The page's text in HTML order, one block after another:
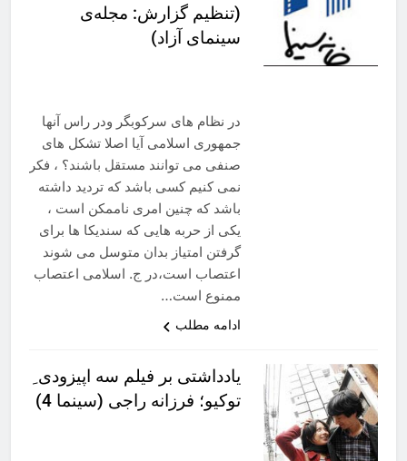
(تنظیم گزارش: مجله‌ی
سینمای آزاد)
در نظام های سرکوبگر ودر راس آنها
جمهوری اسلامی آیا اصلا تشکل های
صنفی می توانند مستقل باشند؟ ، فکر
نمی کنیم کسی باشد که تردید داشته
باشد که چنین امری ناممکن است ،
یکی از حربه هایی که سندیکا ها برای
گرفتن امتیاز بدان متوسل می شوند
اعتصاب است،در ج. اسلامی اعتصاب
ممنوع است…
ادامه مطلب
یادداشتی بر فیلم سه اپیزودی ِ
توکیو؛ فرزانه راجی (سینما 4)